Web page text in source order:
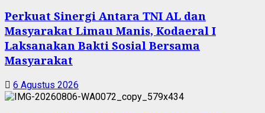
Perkuat Sinergi Antara TNI AL dan
Masyarakat Limau Manis, Kodaeral I
Laksanakan Bakti Sosial Bersama
Masyarakat
6 Agustus 2026